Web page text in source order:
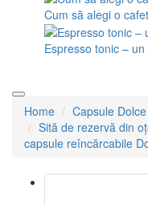
Cum să alegi o
Espresso tonic –
Home
Capsule
Sită de rezervă din
capsule reîncărcabile